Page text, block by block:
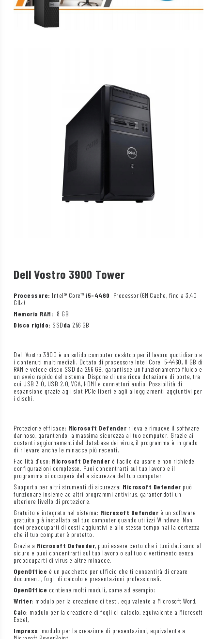
Dell Vostro 3900 Tower
Processore: Intel® Core™ i5-4460 Processor (6M Cache, fino a 3,40
GHz)
Memoria RAM: 8 GB
Disco rigido: SSDda 256 GB
Dell Vostro 3900 è un solido computer desktop per il lavoro quotidiano e
i contenuti multimediali. Dotato di processore Intel Core i5-4460, 8 GB di
RAM e veloce disco SSD da 256 GB, garantisce un funzionamento fluido e
un avvio rapido del sistema. Dispone di una ricca dotazione di porte, tra
cui USB 3.0, USB 2.0, VGA, HDMI e connettori audio. Possibilità di
espansione grazie agli slot PCIe liberi e agli alloggiamenti aggiuntivi per
i dischi.
Protezione efficace: Microsoft Defender rileva e rimuove il software
dannoso, garantendo la massima sicurezza al tuo computer. Grazie ai
costanti aggiornamenti del database dei virus, il programma è in grado
di rilevare anche le minacce più recenti.
Facilità d’uso: Microsoft Defender è facile da usare e non richiede
configurazioni complesse. Puoi concentrarti sul tuo lavoro e il
programma si occuperà della sicurezza del tuo computer.
Supporto per altri strumenti di sicurezza: Microsoft Defender può
funzionare insieme ad altri programmi antivirus, garantendoti un
ulteriore livello di protezione.
Gratuito e integrato nel sistema: Microsoft Defender è un software
gratuito già installato sul tuo computer quando utilizzi Windows. Non
devi preoccuparti di costi aggiuntivi e allo stesso tempo hai la certezza
che il tuo computer è protetto.
Grazie a Microsoft Defender, puoi essere certo che i tuoi dati sono al
sicuro e puoi concentrarti sul tuo lavoro o sul tuo divertimento senza
preoccuparti di virus e altre minacce.
OpenOffice è un pacchetto per ufficio che ti consentirà di creare
documenti, fogli di calcolo e presentazioni professionali.
OpenOffice contiene molti moduli, come ad esempio:
Writer: modulo per la creazione di testi, equivalente a Microsoft Word,
Calc: modulo per la creazione di fogli di calcolo, equivalente a Microsoft
Excel,
Impress: modulo per la creazione di presentazioni, equivalente a